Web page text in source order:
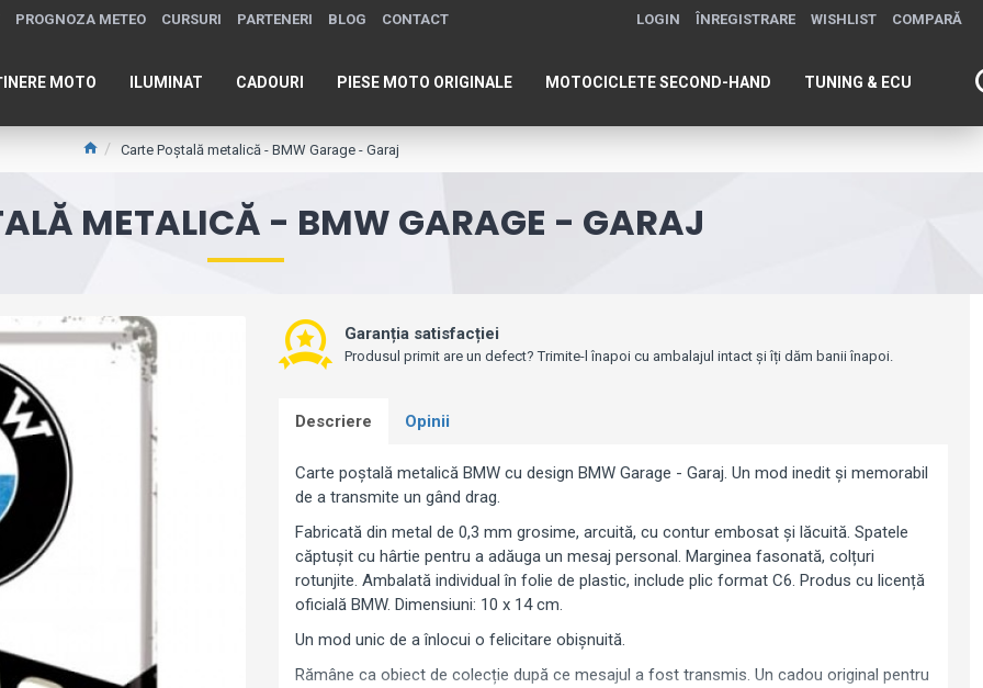
PROGNOZA METEO CURSURI PARTENERI BLOG CONTACT LOGIN ÎNREGISTRARE WISHLIST COMPARĂ
MOTO ILUMINAT CADOURI PIESE MOTO ORIGINALE MOTOCICLETE SECOND-HAND TUNING & ECU
Carte Poștală metalică - BMW Garage - Garaj
METALICĂ - BMW GARAGE - GARAJ
Garanția satisfacției
Produsul primit are un defect? Trimite-l înapoi cu ambalajul intact și îți dăm banii înapoi.
Descriere Opinii
Carte poștală metalică BMW cu design BMW Garage - Garaj. Un mod inedit și memorabil
de a transmite un gând drag.
Fabricată din metal de 0,3 mm grosime, arcuită, cu contur embosat și lăcuită. Spatele
căptușit cu hârtie pentru a adăuga un mesaj personal. Marginea fasonată, colțuri
rotunjite. Ambalată individual în folie de plastic, include plic format C6. Produs cu licență
oficială BMW. Dimensiuni: 10 x 14 cm.
Un mod unic de a înlocui o felicitare obișnuită.
Rămâne ca obiect de colecție după ce mesajul a fost transmis. Un cadou original pentru